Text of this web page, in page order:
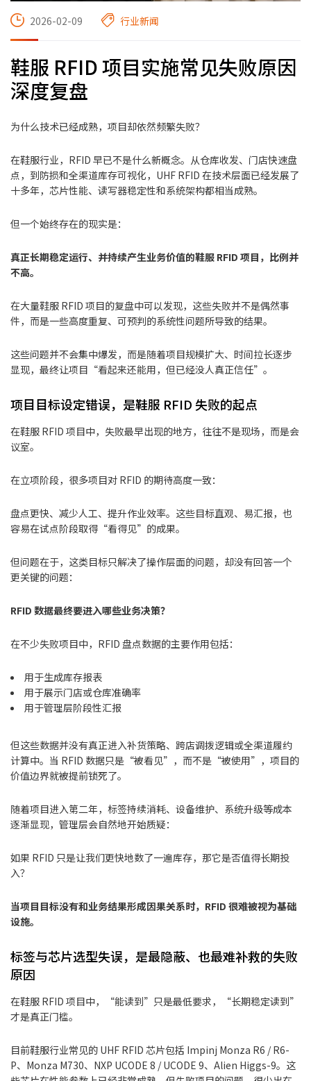
2026-02-09 行业新闻
鞋服 RFID 项目实施常见失败原因
深度复盘
为什么技术已经成熟，项目却依然频繁失败？
在鞋服行业，RFID 早已不是什么新概念。从仓库收发、门店快速盘
点，到防损和全渠道库存可视化，UHF RFID 在技术层面已经发展了
十多年，芯片性能、读写器稳定性和系统架构都相当成熟。
但一个始终存在的现实是：
真正长期稳定运行、并持续产生业务价值的鞋服 RFID 项目，比例并
不高。
在大量鞋服 RFID 项目的复盘中可以发现，这些失败并不是偶然事
件，而是一些高度重复、可预判的系统性问题所导致的结果。
这些问题并不会集中爆发，而是随着项目规模扩大、时间拉长逐步
显现，最终让项目“看起来还能用，但已经没人真正信任”。
项目目标设定错误，是鞋服 RFID 失败的起点
在鞋服 RFID 项目中，失败最早出现的地方，往往不是现场，而是会
议室。
在立项阶段，很多项目对 RFID 的期待高度一致：
盘点更快、减少人工、提升作业效率。这些目标直观、易汇报，也
容易在试点阶段取得“看得见”的成果。
但问题在于，这类目标只解决了操作层面的问题，却没有回答一个
更关键的问题：
RFID 数据最终要进入哪些业务决策？
在不少失败项目中，RFID 盘点数据的主要作用包括：
用于生成库存报表
用于展示门店或仓库准确率
用于管理层阶段性汇报
但这些数据并没有真正进入补货策略、跨店调拨逻辑或全渠道履约
计算中。当 RFID 数据只是“被看见”，而不是“被使用”，项目的
价值边界就被提前锁死了。
随着项目进入第二年，标签持续消耗、设备维护、系统升级等成本
逐渐显现，管理层会自然地开始质疑：
如果 RFID 只是让我们更快地数了一遍库存，那它是否值得长期投
入？
当项目目标没有和业务结果形成因果关系时，RFID 很难被视为基础
设施。
标签与芯片选型失误，是最隐蔽、也最难补救的失败
原因
在鞋服 RFID 项目中，“能读到”只是最低要求，“长期稳定读到”
才是真正门槛。
目前鞋服行业常见的 UHF RFID 芯片包括 Impinj Monza R6 / R6-
P、Monza M730、NXP UCODE 8 / UCODE 9、Alien Higgs-9。这